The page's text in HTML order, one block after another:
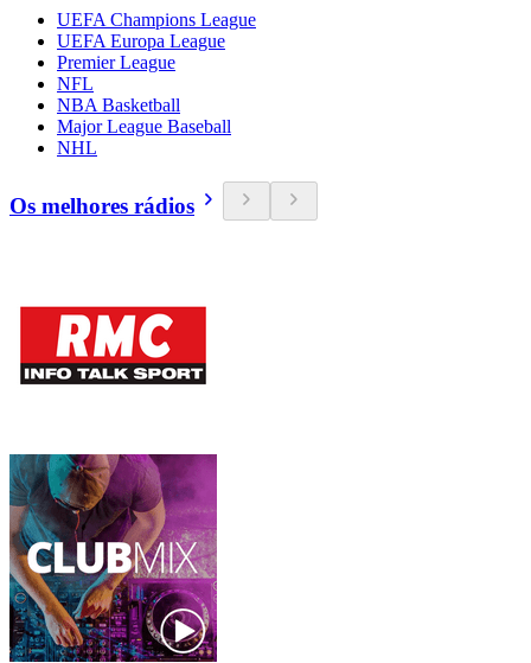
UEFA Champions League
UEFA Europa League
Premier League
NFL
NBA Basketball
Major League Baseball
NHL
Os melhores rádios